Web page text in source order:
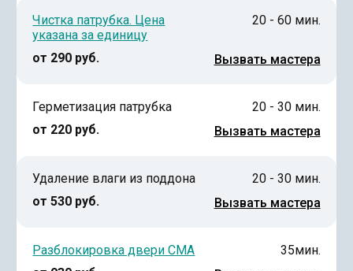
Чистка патрубка. Цена
указана за единицу
от 290 руб.
20 - 60 мин.
Вызвать мастера
Герметизация патрубка
от 220 руб.
20 - 30 мин.
Вызвать мастера
Удаление влаги из поддона
от 530 руб.
20 - 30 мин.
Вызвать мастера
Разблокировка двери СМА
35мин.